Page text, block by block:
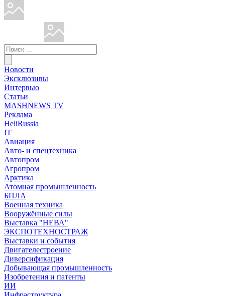
Новости
Эксклюзивы
Интервью
Статьи
MASHNEWS TV
Реклама
HeliRussia
IT
Авиация
Авто- и спецтехника
Автопром
Агропром
Арктика
Атомная промышленность
БПЛА
Военная техника
Вооружённые силы
Выставка "НЕВА"
ЭКСПОТЕХНОСТРАЖ
Выставки и события
Двигателестроение
Диверсификация
Добывающая промышленность
Изобретения и патенты
ИИ